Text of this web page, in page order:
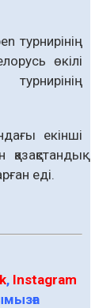
турнирінің
өкілі
екінші
еді.
, Instagram